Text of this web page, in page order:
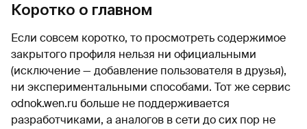
Коротко о главном
Если совсем коротко, то просмотреть содержимое
закрытого профиля нельзя ни официальными
(исключение — добавление пользователя в друзья),
ни экспериментальными способами. Тот же сервис
odnok.wen.ru больше не поддерживается
разработчиками, а аналогов в сети до сих пор не